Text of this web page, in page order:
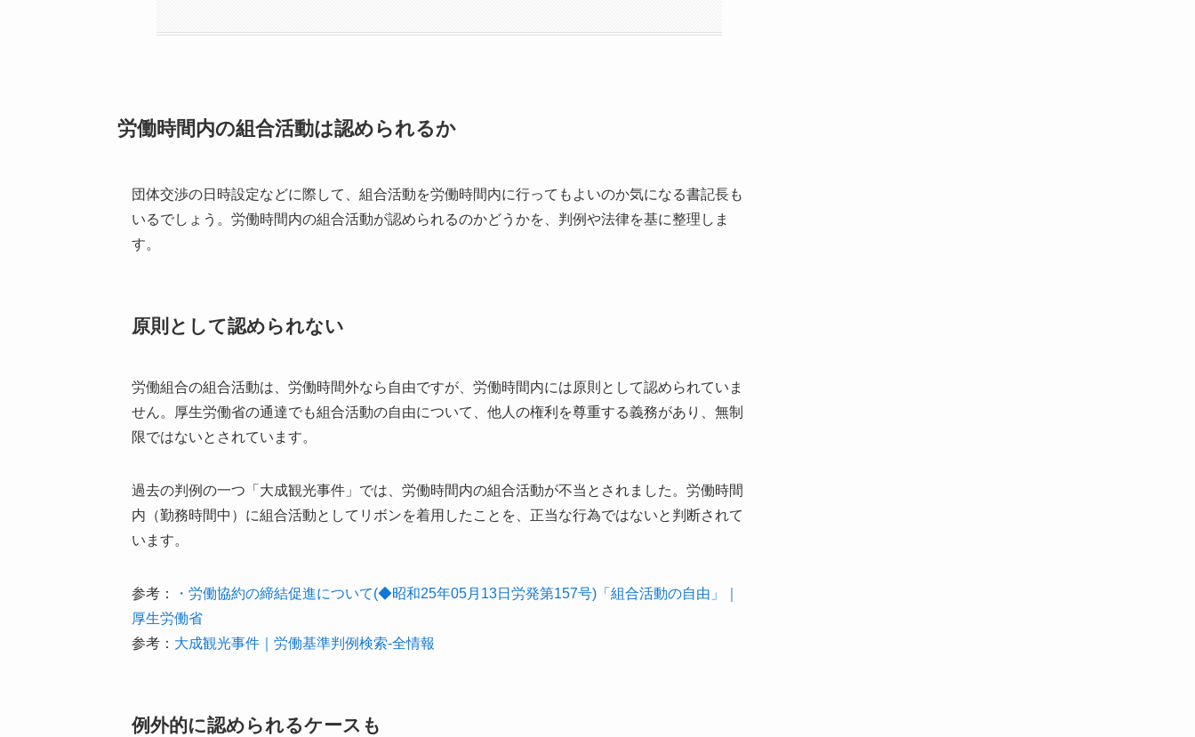
労働時間内の組合活動は認められるか
団体交渉の日時設定などに際して、組合活動を労働時間内に行ってもよいのか気になる書記長も
いるでしょう。労働時間内の組合活動が認められるのかどうかを、判例や法律を基に整理しま
す。
原則として認められない
労働組合の組合活動は、労働時間外なら自由ですが、労働時間内には原則として認められていま
せん。厚生労働省の通達でも組合活動の自由について、他人の権利を尊重する義務があり、無制
限ではないとされています。
過去の判例の一つ「大成観光事件」では、労働時間内の組合活動が不当とされました。労働時間
内（勤務時間中）に組合活動としてリボンを着用したことを、正当な行為ではないと判断されて
います。
参考：
・労働協約の締結促進について(◆昭和25年05月13日労発第157号)「組合活動の自由」｜
厚生労働省
参考： 大成観光事件｜労働基準判例検索-全情報
例外的に認められるケースも